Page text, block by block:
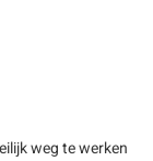
weg te werken